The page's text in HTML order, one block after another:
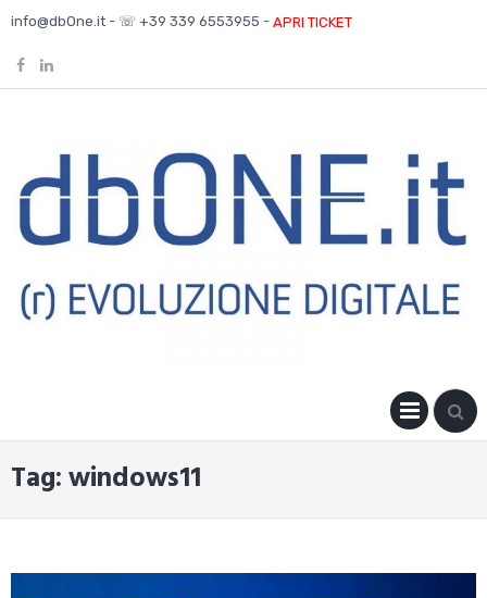
Skip
content
info@dbOne.it - ☏ +39 339 6553955 - APRI TICKET
Tag:windows11